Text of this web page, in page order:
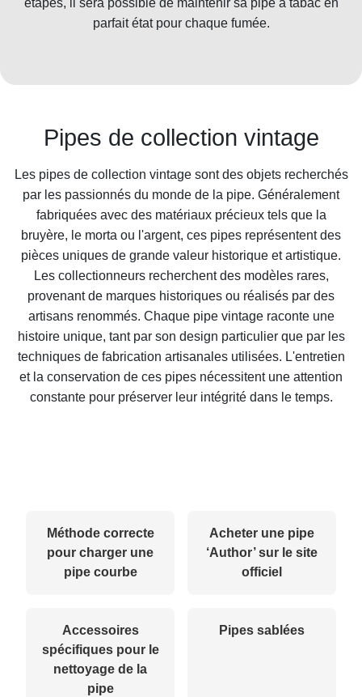
parfait état pour chaque fumée.
Pipes de collection vintage
Les pipes de collection vintage sont des objets recherchés
par les passionnés du monde de la pipe. Généralement
fabriquées avec des matériaux précieux tels que la
bruyère, le morta ou l'argent, ces pipes représentent des
pièces uniques de grande valeur historique et artistique.
Les collectionneurs recherchent des modèles rares,
provenant de marques historiques ou réalisés par des
artisans renommés. Chaque pipe vintage raconte une
histoire unique, tant par son design particulier que par les
techniques de fabrication artisanales utilisées. L'entretien
et la conservation de ces pipes nécessitent une attention
constante pour préserver leur intégrité dans le temps.
Méthode correcte
pour charger une
pipe courbe
Acheter une pipe
‘Author’ sur le site
officiel
Accessoires
spécifiques pour le
nettoyage de la
pipe
Pipes sablées